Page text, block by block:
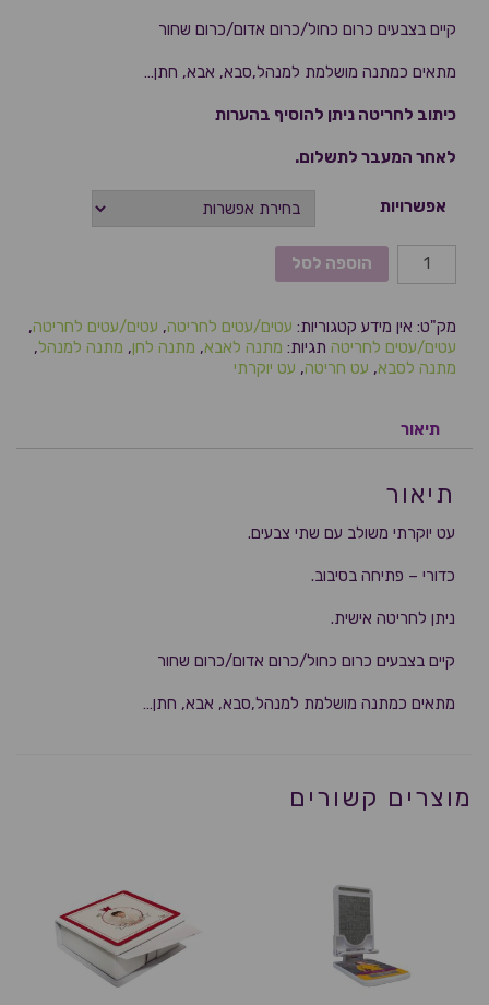
קיים בצבעים כרום כחול/כרום אדום/כרום שחור
מתאים כמתנה מושלמת למנהל,סבא, אבא, חתן…
כיתוב לחריטה ניתן להוסיף בהערות
לאחר המעבר לתשלום.
אפשרויות
הוספה לסל
מק"ט: אין מידע קטגוריות: עטים/עטים לחריטה, עטים/עטים לחריטה,
עטים/עטים לחריטה תגיות: מתנה לאבא, מתנה לחן, מתנה למנהל,
מתנה לסבא, עט חריטה, עט יוקרתי
תיאור
תיאור
עט יוקרתי משולב עם שתי צבעים.
כדורי – פתיחה בסיבוב.
ניתן לחריטה אישית.
קיים בצבעים כרום כחול/כרום אדום/כרום שחור
מתאים כמתנה מושלמת למנהל,סבא, אבא, חתן…
מוצרים קשורים